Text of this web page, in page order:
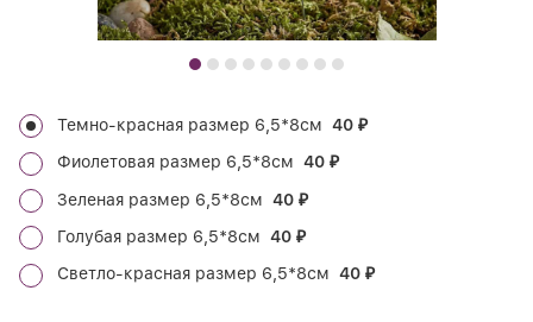
Темно-красная размер 6,5*8см 40 ₽
Фиолетовая размер 6,5*8см 40 ₽
Зеленая размер 6,5*8см 40 ₽
Голубая размер 6,5*8см 40 ₽
Светло-красная размер 6,5*8см 40 ₽